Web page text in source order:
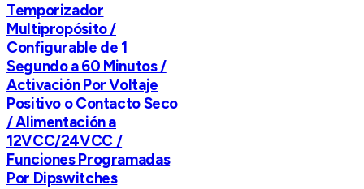
Temporizador
Multipropósito /
Configurable de 1
Segundo a 60 Minutos /
Activación Por Voltaje
Positivo o Contacto Seco
/ Alimentación a
12VCC/24VCC /
Funciones Programadas
Por Dipswitches